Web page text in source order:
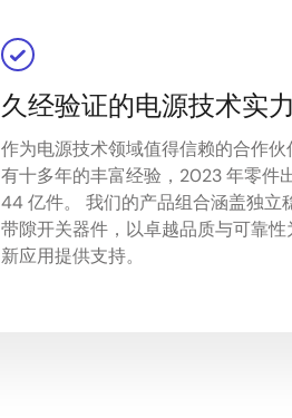
久经验证的电源技术实力
作为电源技术领域值得信赖的合作伙
有十多年的丰富经验，2023 年零件
44 亿件。 我们的产品组合涵盖独立
带隙开关器件，以卓越品质与可靠性
新应用提供支持。